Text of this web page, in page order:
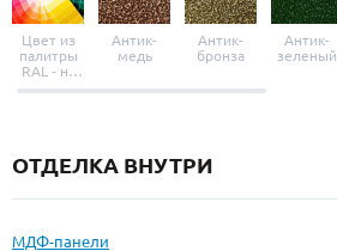
Цвет из
палитры
RAL - на
выбор
Антик-
медь
Антик-
бронза
Антик-
зеленый
ОТДЕЛКА ВНУТРИ
МДФ-панели